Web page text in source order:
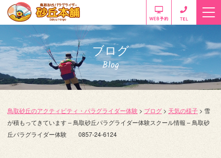
ブログ
Blog
鳥取砂丘のアクティビティ・パラグライダー体験 > ブログ > 天気の様子 > 雪
が積もってきています – 鳥取砂丘パラグライダー体験スクール情報 – 鳥取砂
丘パラグライダー体験 0857-24-6124